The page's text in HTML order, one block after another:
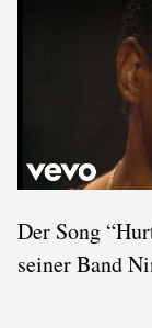
Der Song
seiner Band